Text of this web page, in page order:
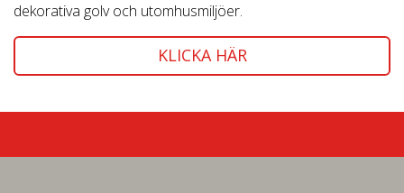
dekorativa golv och utomhusmiljöer.
KLICKA HÄR